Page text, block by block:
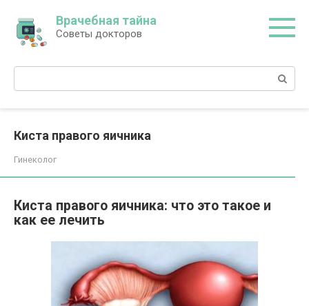
контенту
Врачебная тайна
Советы докторов
Поиск:
Киста правого яичника
Гинеколог
Киста правого яичника: что это такое и
как ее лечить